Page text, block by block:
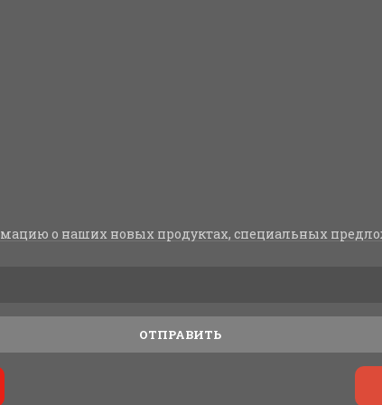
о наших новых продуктах, специальных
ОТПРАВИТЬ